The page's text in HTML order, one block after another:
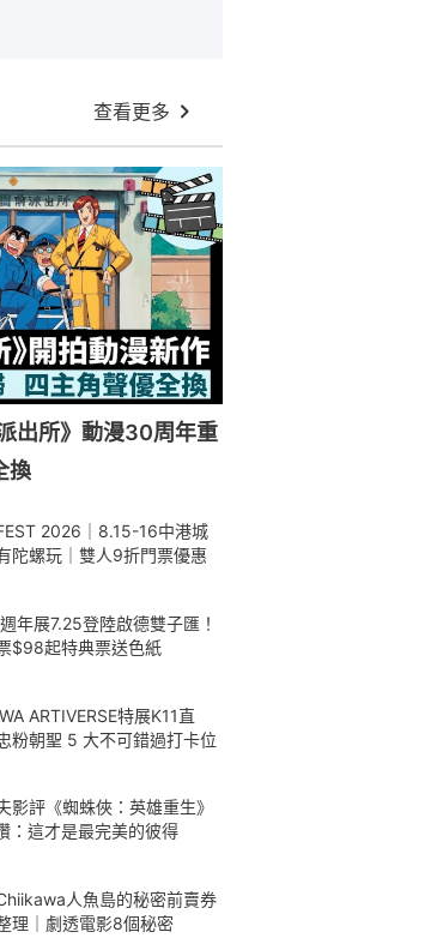
查看更多
出所》動漫30周年重
換
2026｜8.15-16中港城
陀螺玩｜雙人9折門票優惠
年展7.25登陸啟德雙子匯！
$98起特典票送色紙
ARTIVERSE特展K11直
粉朝聖 5 大不可錯過打卡位
影評《蜘蛛俠：英雄重生》
：這才是最完美的彼得
人魚島的秘密前賣券
理｜劇透電影8個秘密